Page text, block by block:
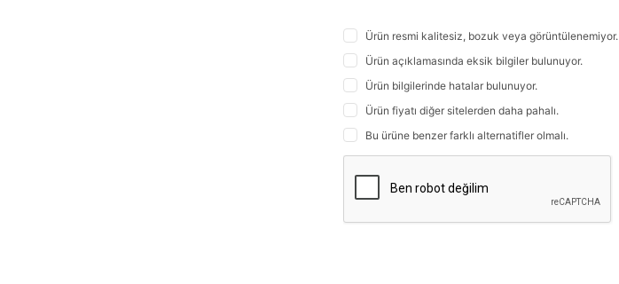
Ürün resmi kalitesiz, bozuk veya görüntülenemiyor.
Ürün açıklamasında eksik bilgiler bulunuyor.
Ürün bilgilerinde hatalar bulunuyor.
Ürün fiyatı diğer sitelerden daha pahalı.
Bu ürüne benzer farklı alternatifler olmalı.